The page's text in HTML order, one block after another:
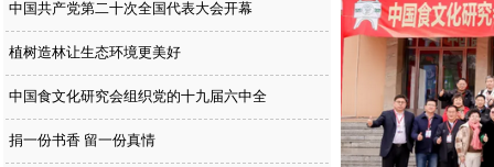
中国共产党第二十次全国代表大会开幕
植树造林让生态环境更美好
中国食文化研究会组织党的十九届六中全
捐一份书香 留一份真情